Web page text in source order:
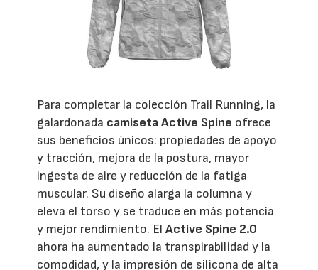
Para completar la colección Trail Running, la
galardonada camiseta Active Spine ofrece
sus beneficios únicos: propiedades de apoyo
y tracción, mejora de la postura, mayor
ingesta de aire y reducción de la fatiga
muscular. Su diseño alarga la columna y
eleva el torso y se traduce en más potencia
y mejor rendimiento. ElActive Spine 2.0
ahora ha aumentado la transpirabilidad y la
comodidad, y la impresión de silicona de alta